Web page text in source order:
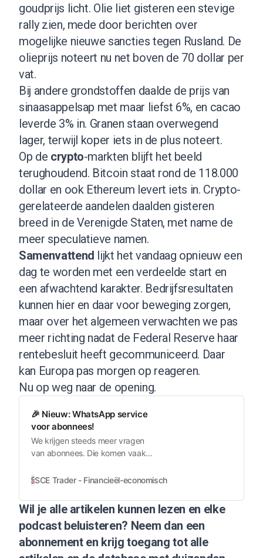
goudprijs licht. Olie liet gisteren een stevige
rally zien, mede door berichten over
mogelijke nieuwe sancties tegen Rusland. De
olieprijs noteert nu net boven de 70 dollar per
vat.
Bij andere grondstoffen daalde de prijs van
sinaasappelsap met maar liefst 6%, en cacao
leverde 3% in. Granen staan overwegend
lager, terwijl koper iets in de plus noteert.
Op de crypto-markten blijft het beeld
terughoudend. Bitcoin staat rond de 118.000
dollar en ook Ethereum levert iets in. Crypto-
gerelateerde aandelen daalden gisteren
breed in de Verenigde Staten, met name de
meer speculatieve namen.
Samenvattend lijkt het vandaag opnieuw een
dag te worden met een verdeelde start en
een afwachtend karakter. Bedrijfsresultaten
kunnen hier en daar voor beweging zorgen,
maar over het algemeen verwachten we pas
meer richting nadat de Federal Reserve haar
rentebesluit heeft gecommuniceerd. Daar
kan Europa pas morgen op reageren.
Nu op weg naar de opening.
🎉 Nieuw: WhatsApp service
voor abonnees!
We krijgen steeds meer vragen
van abonnees. Die komen vaak
makkelijker te maken, kan het nu
werkdagen trachten we zo snel
mogelijk te reageren. Het kan ook
een kort antwoord zijn, maar ook
leiden tot een uitgebreider artikel
op de website.
SCE Trader - Financieël-economisch nieuws voor beleggers
Wil je alle artikelen kunnen lezen en elke
podcast beluisteren? Neem dan een
abonnementen krijg toegang tot alle